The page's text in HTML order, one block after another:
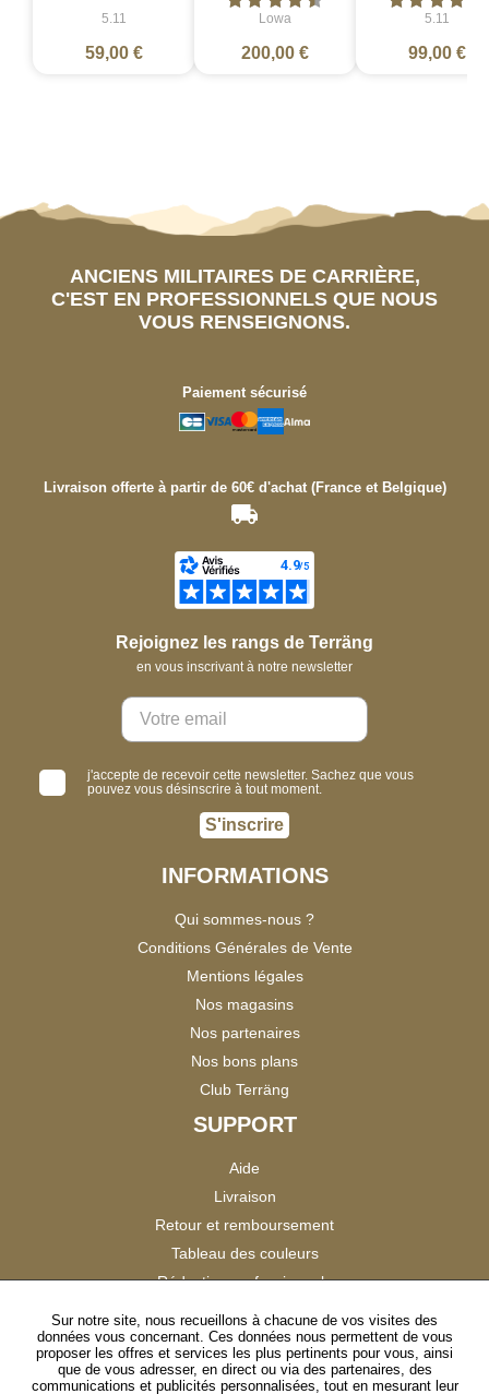
5.11
59,00 €
Lowa
200,00 €
5.11
99,00 €
ANCIENS MILITAIRES DE CARRIÈRE,
C'EST EN PROFESSIONNELS QUE NOUS
VOUS RENSEIGNONS.
Paiement sécurisé
Livraison offerte à partir de 60€ d'achat (France et Belgique)
Rejoignez les rangs de Terräng
en vous inscrivant à notre newsletter
j'accepte de recevoir cette newsletter. Sachez que vous
pouvez vous désinscrire à tout moment.
S'inscrire
INFORMATIONS
Qui sommes-nous ?
Conditions Générales de Vente
Mentions légales
Nos magasins
Nos partenaires
Nos bons plans
Club Terräng
SUPPORT
Aide
Livraison
Retour et remboursement
Tableau des couleurs
Réduction professionnels
Catalogues
Satisfaction Clients
Sur notre site, nous recueillons à chacune de vos visites des
données vous concernant. Ces données nous permettent de vous
proposer les offres et services les plus pertinents pour vous, ainsi
que de vous adresser, en direct ou via des partenaires, des
communications et publicités personnalisées, tout en mesurant leur